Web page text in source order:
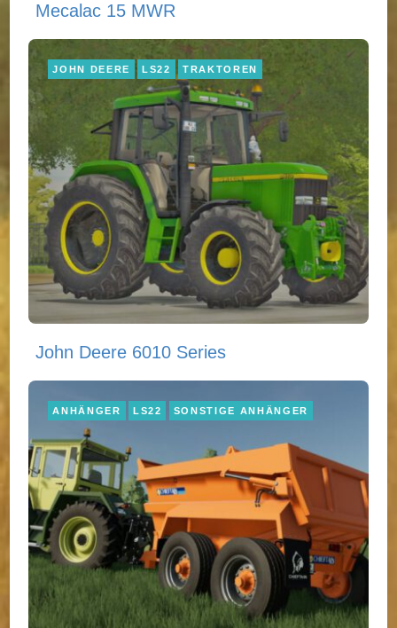
Mecalac 15 MWR
JOHN DEERE LS22 TRAKTOREN
John Deere 6010 Series
ANHÄNGER LS22 SONSTIGE ANHÄNGER